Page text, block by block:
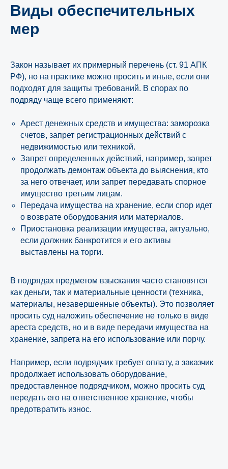
Виды обеспечительных
мер
Закон называет их примерный перечень (ст. 91 АПК
РФ), но на практике можно просить и иные, если они
подходят для защиты требований. В спорах по
подряду чаще всего применяют:
Арест денежных средств и имущества: заморозка
счетов, запрет регистрационных действий с
недвижимостью или техникой.
Запрет определенных действий, например, запрет
продолжать демонтаж объекта до выяснения, кто
за него отвечает, или запрет передавать спорное
имущество третьим лицам.
Передача имущества на хранение, если спор идет
о возврате оборудования или материалов.
Приостановка реализации имущества, актуально,
если должник банкротится и его активы
выставлены на торги.
В подрядах предметом взыскания часто становятся
как деньги, так и материальные ценности (техника,
материалы, незавершенные объекты). Это позволяет
просить суд наложить обеспечение не только в виде
ареста средств, но и в виде передачи имущества на
хранение, запрета на его использование или порчу.
Например, если подрядчик требует оплату, а заказчик
продолжает использовать оборудование,
предоставленное подрядчиком, можно просить суд
передать его на ответственное хранение, чтобы
предотвратить износ.